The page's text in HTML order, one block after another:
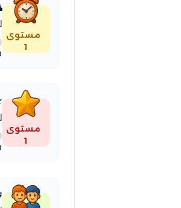
مستوى
1
0
مستوى
1
0